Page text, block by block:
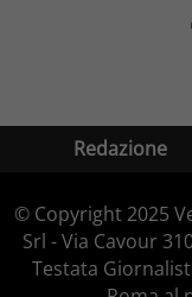
Redazione
© Copyright 2025
Srl - Via Cavour
Testata